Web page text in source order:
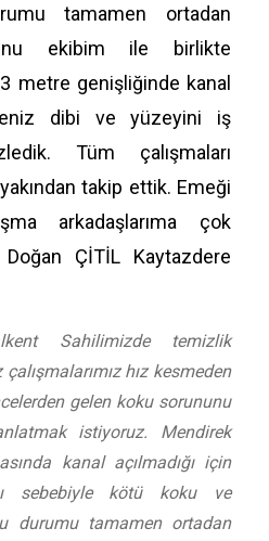
tamamen ortadan
ekibim ile birlikte
metre genişliğinde kanal
dibi ve yüzeyini iş
Tüm çalışmaları
takip ettik. Emeği
arkadaşlarıma çok
ÇİTİL Kaytazdere
Sahilimizde temizlik
çalışmalarımız hız kesmeden
gelen koku sorununu
istiyoruz. Mendirek
kanal açılmadığı için
sebebiyle kötü koku ve
durumu tamamen ortadan